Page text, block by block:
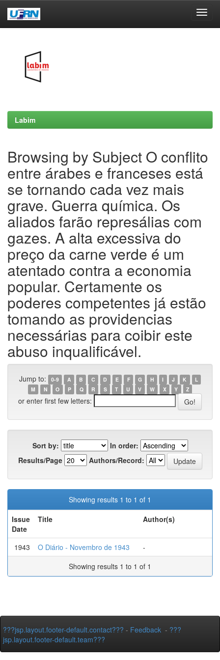
Labim
Browsing by Subject O conflito
entre árabes e franceses está
se tornando cada vez mais
grave. Guerra química. Os
aliados farão represálias com
gazes. A alta excessiva do
preço da carne verde é um
atentado contra a economia
popular. Certamente os
poderes competentes já estão
tomando as providencias
necessárias para coibir este
abuso inqualificável.
Jump to: 0-9 A B C D E F G H I J K
L
M
N O P Q R S T U V W X Y Z
or enter first few letters:
Sort by:
In order:
Results/Page
Authors/Record:
Showing results 1 to 1 of 1
Issue
Date
Title Author(s)
1943 O Diário - Novembro de 1943
-
Showing results 1 to 1 of 1
???jsp.layout.footer-default.contact??? - Feedback - ???
jsp.layout.footer-default.team???